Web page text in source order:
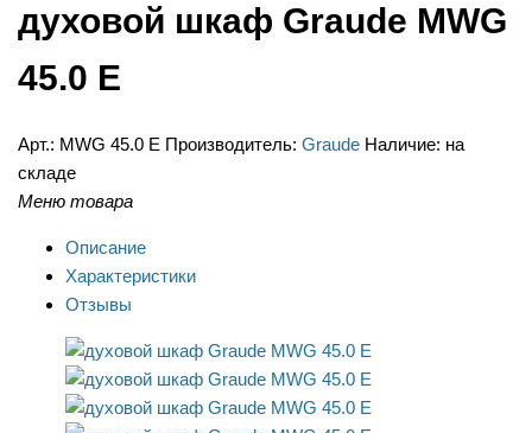
духовой шкаф Graude MWG
45.0 E
Арт.: MWG 45.0 E Производитель: Graude Наличие: на
складе
Меню товара
Описание
Характеристики
Отзывы